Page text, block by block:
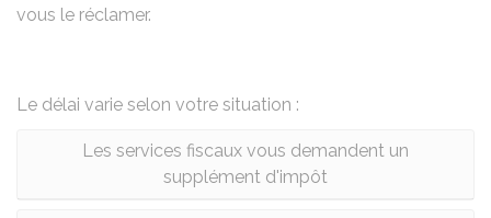
vous le réclamer.
Le délai varie selon votre situation :
Les services fiscaux vous demandent un
supplément d'impôt